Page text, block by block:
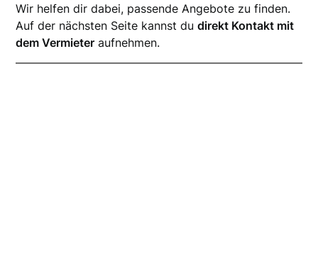
Wir helfen dir dabei, passende Angebote zu finden.
Auf der nächsten Seite kannst dudirekt Kontakt mit
dem Vermieter aufnehmen.